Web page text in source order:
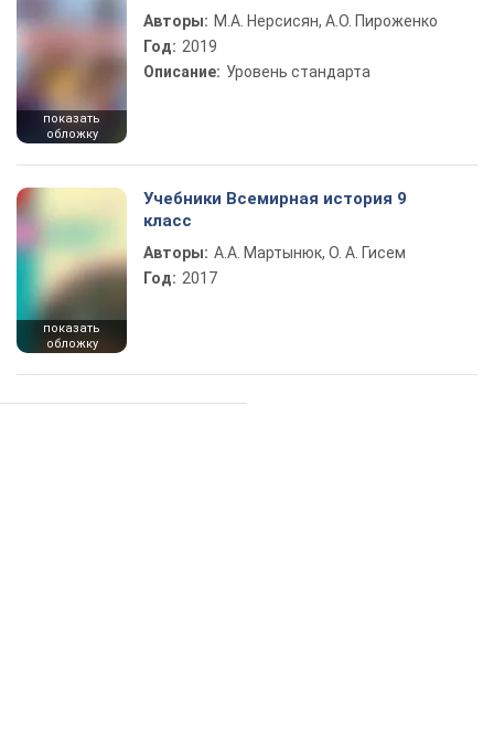
показать
обложку
Авторы: М.А. Нерсисян, А.О. Пироженко
Год: 2019
Описание: Уровень стандарта
показать
обложку
Учебники Всемирная история 9
класс
Авторы: А.А. Мартынюк, О. А. Гисем
Год: 2017